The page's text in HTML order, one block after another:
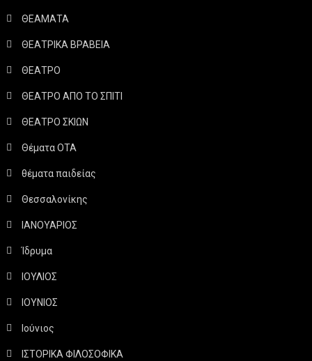
ΘΕΑΜΑΤΑ
ΘΕΑΤΡΙΚΑ ΒΡΑΒΕΙΑ
ΘΕΑΤΡΟ
ΘΕΑΤΡΟ ΑΠΟ ΤΟ ΣΠΙΤΙ
ΘΕΑΤΡΟ ΣΚΙΩΝ
Θέματα ΟΤΑ
θέματα παιδείας
Θεσσαλονίκης
ΙΑΝΟΥΑΡΙΟΣ
Ίδρυμα
ΙΟΥΛΙΟΣ
ΙΟΥΝΙΟΣ
Ιούνιος
ΙΣΤΟΡΙΚΑ ΦΙΛΟΣΟΦΙΚΑ